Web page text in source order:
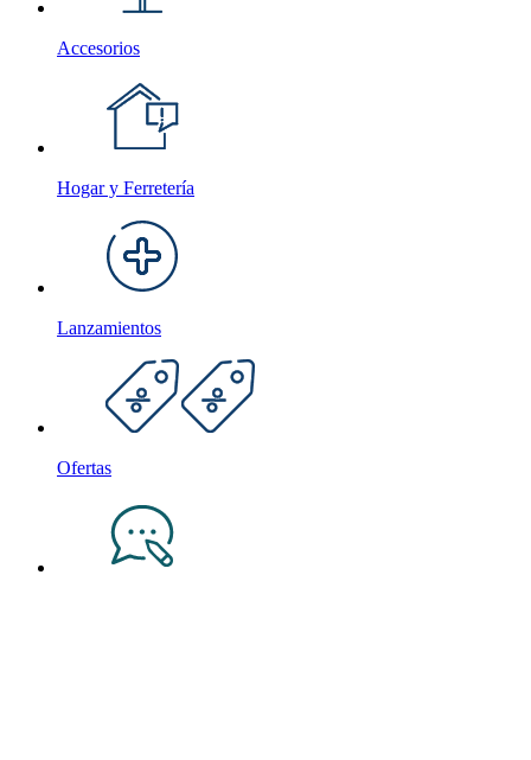
Accesorios
Hogar y Ferretería
Lanzamientos
Ofertas